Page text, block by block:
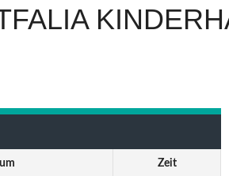
Zeit